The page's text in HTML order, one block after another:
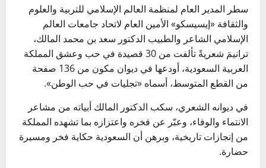
سطر المدير العام لمنظمة العالم الإسلامي للتربية والعلوم
والثقافة «إيسيسكو» الأمين العام لاتحاد جامعات العالم
الإسلامي الشاعر والطبيب الدكتور سعد بن محمد المالك،
ترانيمَ شعريةً تألفت من 30 قصيدة في حب وعشق المملكة
العربية السعودية، أودعها في ديوان مكون من 136 صفحة
من القطع المتوسط، أسماه «تجليات في حب الوطن».
في ديوانه الشعري، سكب الدكتور المالك أبياته من مشاعر
الانتماء والوفاء، وعبّر عن فخره واعتزازه بما تشهده المملكة
من إنجازات تاريخية، وبرهن أن السعودية حكاية فخر ومسيرة
حضارة.